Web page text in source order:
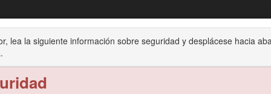
lea la siguiente información sobre seguridad y desplácese hacia
Super Recycler® 60 V de 48 cm
Operación